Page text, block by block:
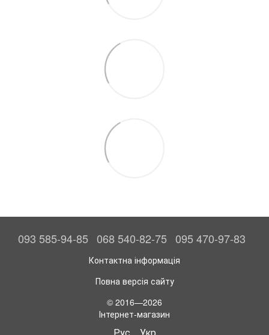
093 585-94-85 068 540-82-75 095 470-97-83
Контактна інформація
Повна версія сайту
© 2016—2026
Інтернет-магазин
Рус Укр